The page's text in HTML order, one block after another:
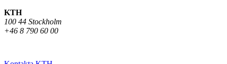
KTH
100 44 Stockholm
+46 8 790 60 00